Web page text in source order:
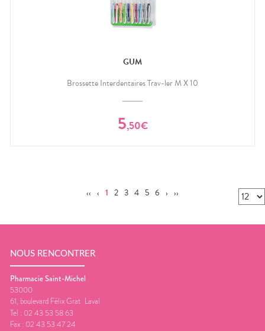
GUM
Brossette Interdentaires Trav-ler M X 10
5,50€
‹‹ ‹ 1 2 3 4 5 6 › ››
NOUS RENCONTRER
Pharmacie Saint-Michel
53000
61, boulevard Félix Grat Laval
Tel : 02 43 53 58 63
Fax : 02 43 53 47 24